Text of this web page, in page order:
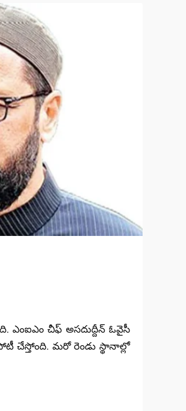
ఎంఐఎం చీఫ్ అసదుద్దీన్‌ ఓవైసీ
పోటీ చేస్తోంది. మరో రెండు స్థానాల్లో